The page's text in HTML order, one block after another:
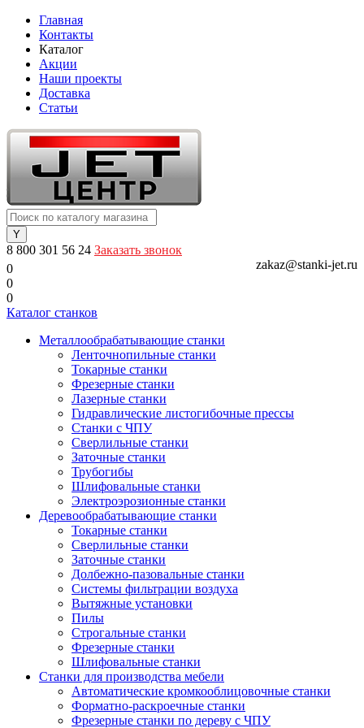
Главная
Контакты
Каталог
Акции
Наши проекты
Доставка
Статьи
8 800 301 56 24 Заказать звонок
zakaz@stanki-jet.ru
0
0
0
Каталог станков
Металлообрабатывающие станки
Ленточнопильные станки
Токарные станки
Фрезерные станки
Лазерные станки
Гидравлические листогибочные прессы
Станки с ЧПУ
Сверлильные станки
Заточные станки
Трубогибы
Шлифовальные станки
Электроэрозионные станки
Деревообрабатывающие станки
Токарные станки
Сверлильные станки
Заточные станки
Долбежно-пазовальные станки
Системы фильтрации воздуха
Вытяжные установки
Пилы
Строгальные станки
Фрезерные станки
Шлифовальные станки
Станки для производства мебели
Автоматические кромкооблицовочные станки
Форматно-раскроечные станки
Фрезерные станки по дереву с ЧПУ